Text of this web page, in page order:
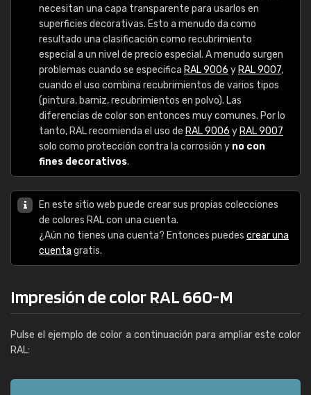
necesitan una capa transparente para usarlos en
superficies decorativas. Esto a menudo da como
resultado una clasificación como recubrimiento
especial a un nivel de precio especial. A menudo surgen
problemas cuando se especifica RAL 9006 y RAL 9007,
cuando el uso combina recubrimientos de varios tipos
(pintura, barniz, recubrimientos en polvo). Las
diferencias de color son entonces muy comunes. Por lo
tanto, RAL recomienda el uso de RAL 9006 y RAL 9007
solo como protección contra la corrosión y no con
fines decorativos.
En este sitio web puede crear sus propias colecciones
de colores RAL con una cuenta.
¿Aún no tienes una cuenta? Entonces puedes crear una
cuenta gratis.
Impresión de color RAL 660-M
Pulse el ejemplo de color a continuación para ampliar este color
RAL: